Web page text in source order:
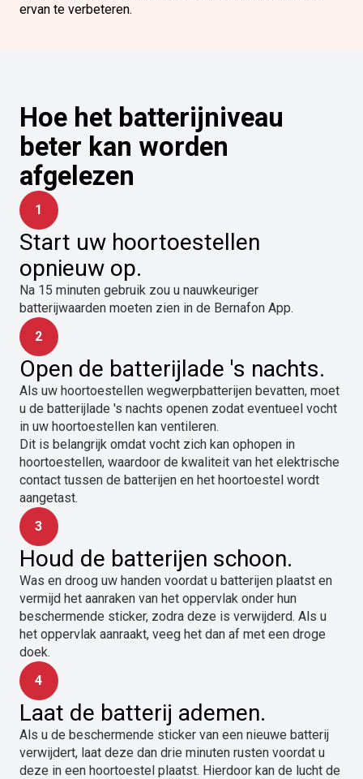
ervan te verbeteren.
Hoe het batterijniveau
beter kan worden
afgelezen
1
Start uw hoortoestellen
opnieuw op.
Na 15 minuten gebruik zou u nauwkeuriger
batterijwaarden moeten zien in de Bernafon App.
2
Open de batterijlade 's nachts.
Als uw hoortoestellen wegwerpbatterijen bevatten, moet
u de batterijlade 's nachts openen zodat eventueel vocht
in uw hoortoestellen kan ventileren.
Dit is belangrijk omdat vocht zich kan ophopen in
hoortoestellen, waardoor de kwaliteit van het elektrische
contact tussen de batterijen en het hoortoestel wordt
aangetast.
3
Houd de batterijen schoon.
Was en droog uw handen voordat u batterijen plaatst en
vermijd het aanraken van het oppervlak onder hun
beschermende sticker, zodra deze is verwijderd. Als u
het oppervlak aanraakt, veeg het dan af met een droge
doek.
4
Laat de batterij ademen.
Als u de beschermende sticker van een nieuwe batterij
verwijdert, laat deze dan drie minuten rusten voordat u
deze in een hoortoestel plaatst. Hierdoor kan de lucht de